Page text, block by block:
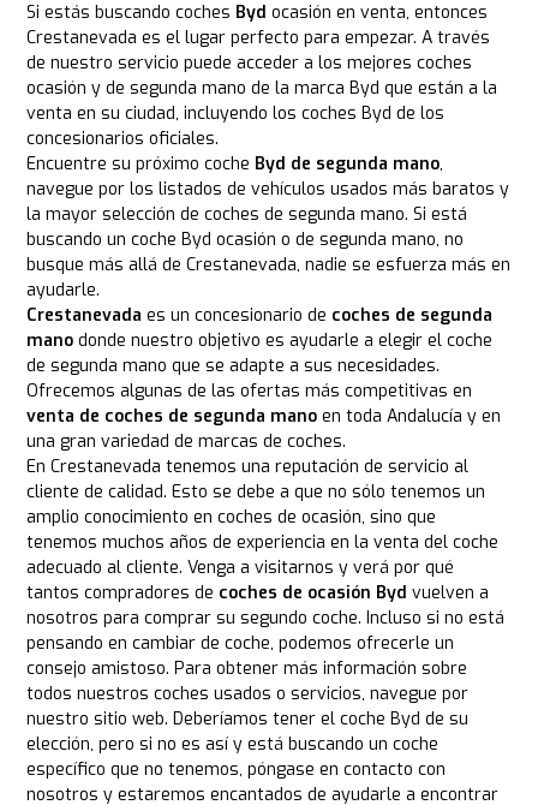
Si estás buscando coches Byd ocasión en venta, entonces
Crestanevada es el lugar perfecto para empezar. A través
de nuestro servicio puede acceder a los mejores coches
ocasión y de segunda mano de la marca Byd que están a la
venta en su ciudad, incluyendo los coches Byd de los
concesionarios oficiales.
Encuentre su próximo coche Byd de segunda mano,
navegue por los listados de vehículos usados más baratos y
la mayor selección de coches de segunda mano. Si está
buscando un coche Byd ocasión o de segunda mano, no
busque más allá de Crestanevada, nadie se esfuerza más en
ayudarle.
Crestanevada es un concesionario de coches de segunda
mano donde nuestro objetivo es ayudarle a elegir el coche
de segunda mano que se adapte a sus necesidades.
Ofrecemos algunas de las ofertas más competitivas en
venta de coches de segunda mano en toda Andalucía y en
una gran variedad de marcas de coches.
En Crestanevada tenemos una reputación de servicio al
cliente de calidad. Esto se debe a que no sólo tenemos un
amplio conocimiento en coches de ocasión, sino que
tenemos muchos años de experiencia en la venta del coche
adecuado al cliente. Venga a visitarnos y verá por qué
tantos compradores de coches de ocasión Byd vuelven a
nosotros para comprar su segundo coche. Incluso si no está
pensando en cambiar de coche, podemos ofrecerle un
consejo amistoso. Para obtener más información sobre
todos nuestros coches usados o servicios, navegue por
nuestro sitio web. Deberíamos tener el coche Byd de su
elección, pero si no es así y está buscando un coche
específico que no tenemos, póngase en contacto con
nosotros y estaremos encantados de ayudarle a encontrar